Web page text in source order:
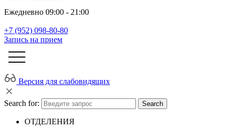
Ежедневно 09:00 - 21:00
+7 (952) 098-80-80
Запись на прием
Версия для слабовидящих
Search for: Search
ОТДЕЛЕНИЯ